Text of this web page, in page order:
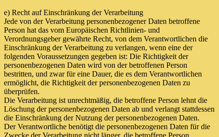
e) Recht auf Einschränkung der Verarbeitung
Jede von der Verarbeitung personenbezogener Daten betroffene
Person hat das vom Europäischen Richtlinien- und
Verordnungsgeber gewährte Recht, von dem Verantwortlichen die
Einschränkung der Verarbeitung zu verlangen, wenn eine der
folgenden Voraussetzungen gegeben ist: Die Richtigkeit der
personenbezogenen Daten wird von der betroffenen Person
bestritten, und zwar für eine Dauer, die es dem Verantwortlichen
ermöglicht, die Richtigkeit der personenbezogenen Daten zu
überprüfen.
Die Verarbeitung ist unrechtmäßig, die betroffene Person lehnt die
Löschung der personenbezogenen Daten ab und verlangt stattdessen
die Einschränkung der Nutzung der personenbezogenen Daten.
Der Verantwortliche benötigt die personenbezogenen Daten für die